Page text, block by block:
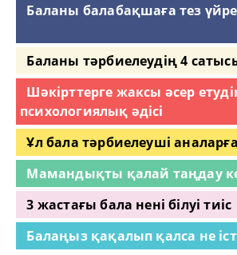
Баланы балабақшаға тез
Баланы тәрбиелеудің 4
Шәкірттерге жаксы әсер
психологиялық әдісі
Ұл бала тәрбиелеуші
Мамандықты қалай таңдау
3 жастағы бала нені білуі тиіс
Балаңыз қақалып қалса не